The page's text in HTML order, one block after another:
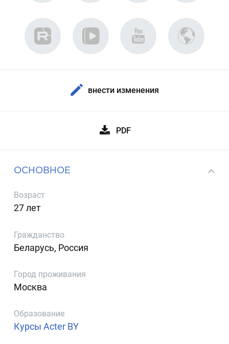
внести изменения
PDF
ОСНОВНОЕ
Возраст
27 лет
Гражданство
Беларусь, Россия
Город проживания
Москва
Образование
Курсы Acter BY